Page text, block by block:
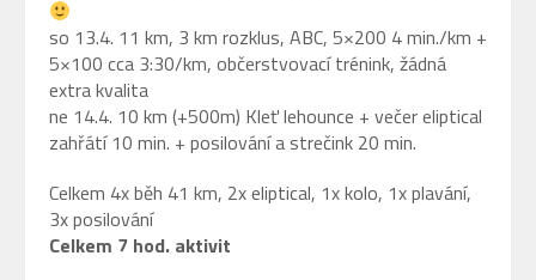
so 13.4. 11 km, 3 km rozklus, ABC, 5×200 4 min./km +
5×100 cca 3:30/km, občerstvovací trénink, žádná
extra kvalita
ne 14.4. 10 km (+500m) Kleť lehounce + večer eliptical
zahřátí 10 min. + posilování a strečink 20 min.
Celkem 4x běh 41 km, 2x eliptical, 1x kolo, 1x plavání,
3x posilování
Celkem 7 hod. aktivit